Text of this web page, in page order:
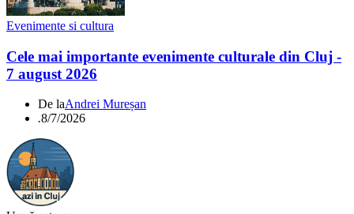
Evenimente si cultura
Cele mai importante evenimente culturale din Cluj -
7 august 2026
De laAndrei Mureșan
.8/7/2026